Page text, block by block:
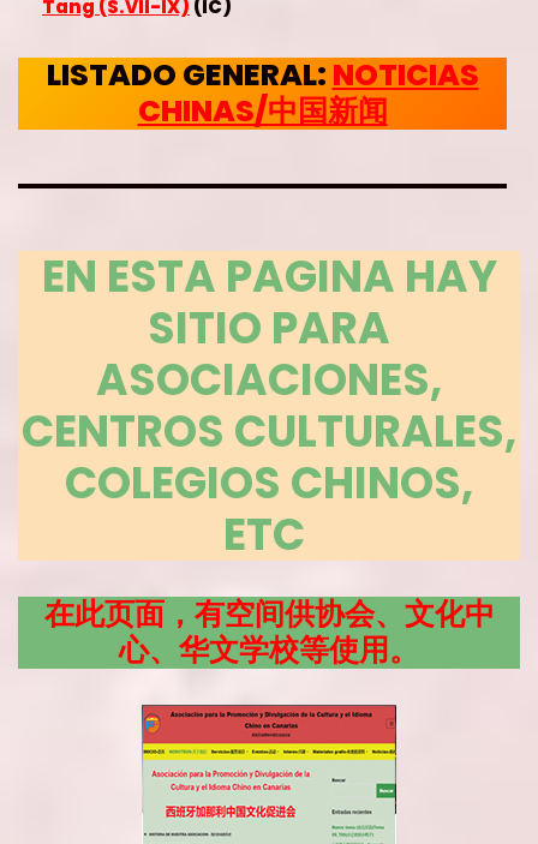
Tang (S.VII-IX) (IC)
LISTADO GENERAL: NOTICIAS
CHINAS/中国新闻
EN ESTA PAGINA HAY
SITIO PARA
ASOCIACIONES,
CENTROS CULTURALES,
COLEGIOS CHINOS,
ETC
在此页面，有空间供协会、文化中
心、华文学校等使用。